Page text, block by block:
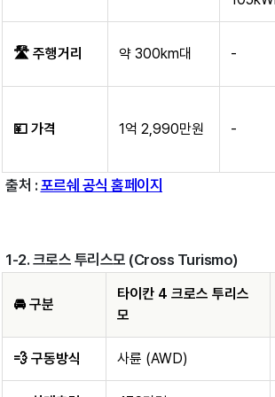
🛣️ 주행거리 약 300km대 -
💴 가격 1억 2,990만원 -
출처 : 포르쉐 공식 홈페이지
1-2. 크로스 투리스모 (Cross Turismo)
🚘 구분
타이칸 4 크로스 투리스
모
💨 구동방식 사륜 (AWD)